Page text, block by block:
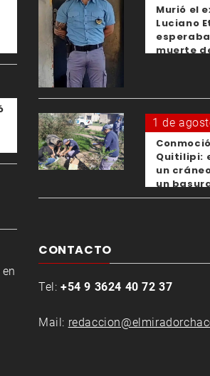
Murió el
Luciano
muerte
1 de
Quitilipi:
un
un
CONTACTO
Tel: +54 9 3624 40 72 37
Mail: